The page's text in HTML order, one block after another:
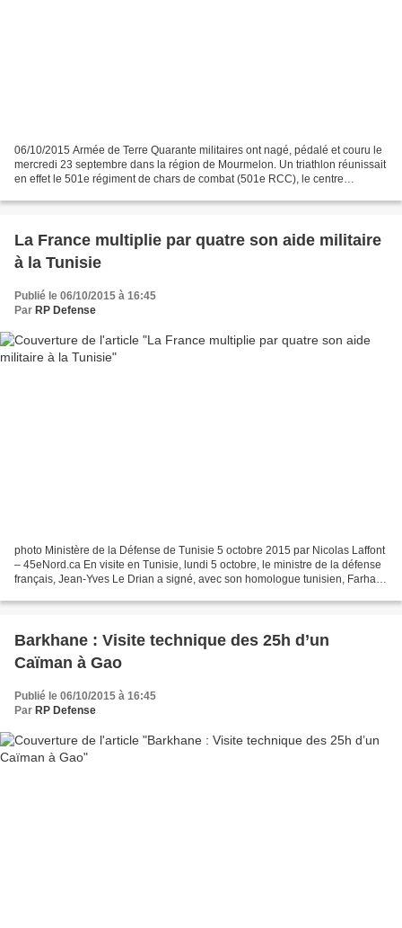
06/10/2015 Armée de Terre Quarante militaires ont nagé, pédalé et couru le
mercredi 23 septembre dans la région de Mourmelon. Un triathlon réunissait
en effet le 501e régiment de chars de combat (501e RCC), le centre
La France multiplie par quatre son aide militaire
à la Tunisie
Publié le 06/10/2015 à 16:45
Par RP Defense
photo Ministère de la Défense de Tunisie 5 octobre 2015 par Nicolas Laffont
– 45eNord.ca En visite en Tunisie, lundi 5 octobre, le ministre de la défense
français, Jean-Yves Le Drian a signé, avec son homologue tunisien, Farhat
Barkhane : Visite technique des 25h d’un
Caïman à Gao
Publié le 06/10/2015 à 16:45
Par RP Defense